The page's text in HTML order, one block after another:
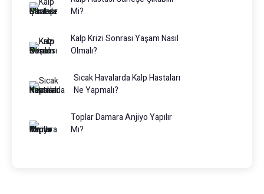
Mi?
Kalp Krizi Sonrası Yaşam Nasıl
Olmalı?
Sıcak Havalarda Kalp Hastaları
Ne Yapmalı?
Toplar Damara Anjiyo Yapılır
Mı?